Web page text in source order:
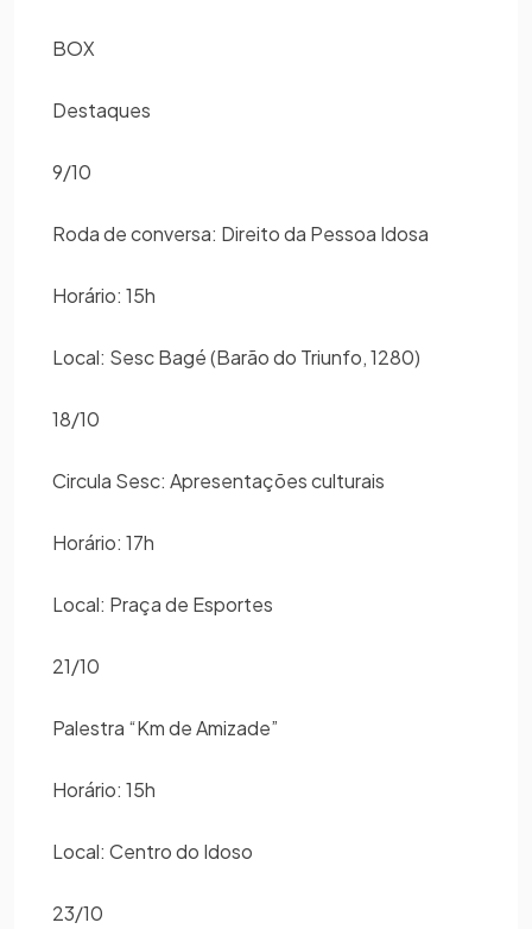
BOX
Destaques
9/10
Roda de conversa: Direito da Pessoa Idosa
Horário: 15h
Local: Sesc Bagé (Barão do Triunfo, 1280)
18/10
Circula Sesc: Apresentações culturais
Horário: 17h
Local: Praça de Esportes
21/10
Palestra “Km de Amizade”
Horário: 15h
Local: Centro do Idoso
23/10